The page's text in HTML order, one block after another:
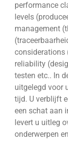
performance
levels
management
considerations
reliability
testen etc.. In
uitgelegd voor
tijd. U verblijft
een schat aan
levert u uitleg
onderwerpen